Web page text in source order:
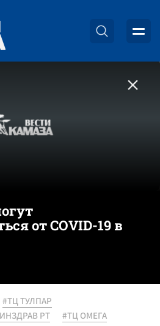
от COVID-19 в
#ТЦ ТУЛПАР
РТ
#ТЦ ОМЕГА